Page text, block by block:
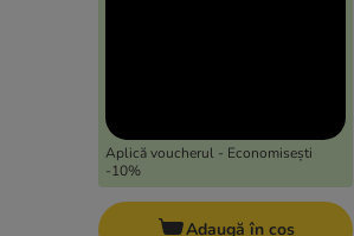
Aplică voucherul - Economisești
-10%
Adaugă în coș